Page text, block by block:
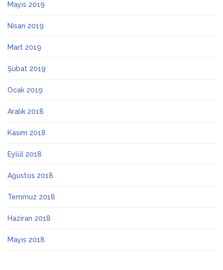
Mayıs 2019
Nisan 2019
Mart 2019
Şubat 2019
Ocak 2019
Aralık 2018
Kasım 2018
Eylül 2018
Ağustos 2018
Temmuz 2018
Haziran 2018
Mayıs 2018